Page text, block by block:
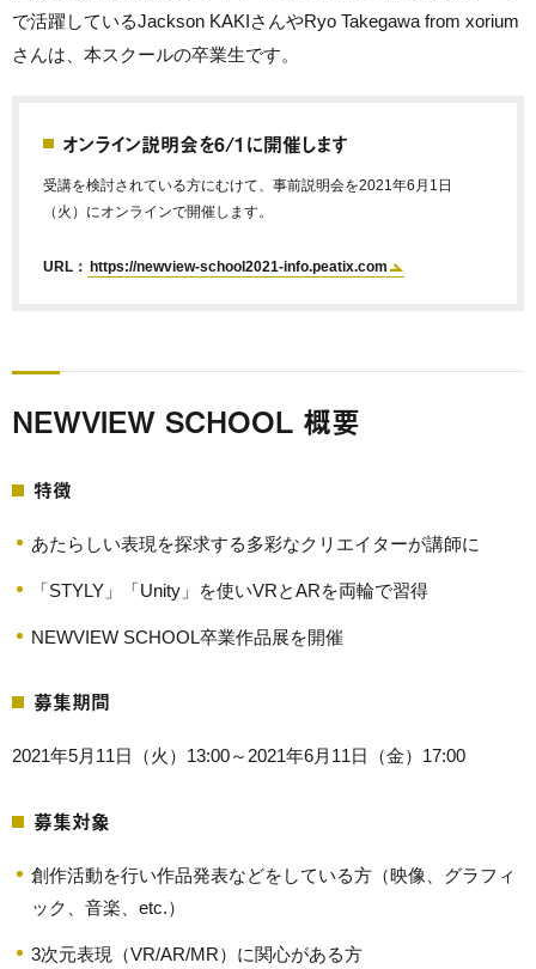
で活躍しているJackson KAKIさんやRyo Takegawa from xorium
さんは、本スクールの卒業生です。
オンライン説明会を6/1に開催します
受講を検討されている方にむけて、事前説明会を2021年6月1日
（火）にオンラインで開催します。
URL： https://newview-school2021-info.peatix.com
NEWVIEW SCHOOL 概要
特徴
あたらしい表現を探求する多彩なクリエイターが講師に
「STYLY」「Unity」を使いVRとARを両輪で習得
NEWVIEW SCHOOL卒業作品展を開催
募集期間
2021年5月11日（火）13:00～2021年6月11日（金）17:00
募集対象
創作活動を行い作品発表などをしている方（映像、グラフィ
ック、音楽、etc.）
3次元表現（VR/AR/MR）に関心がある方